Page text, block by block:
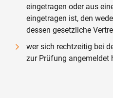
eingetragen oder aus
eingetragen ist, den
dessen gesetzliche
wer sich rechtzeitig bei
zur Prüfung angemeldet